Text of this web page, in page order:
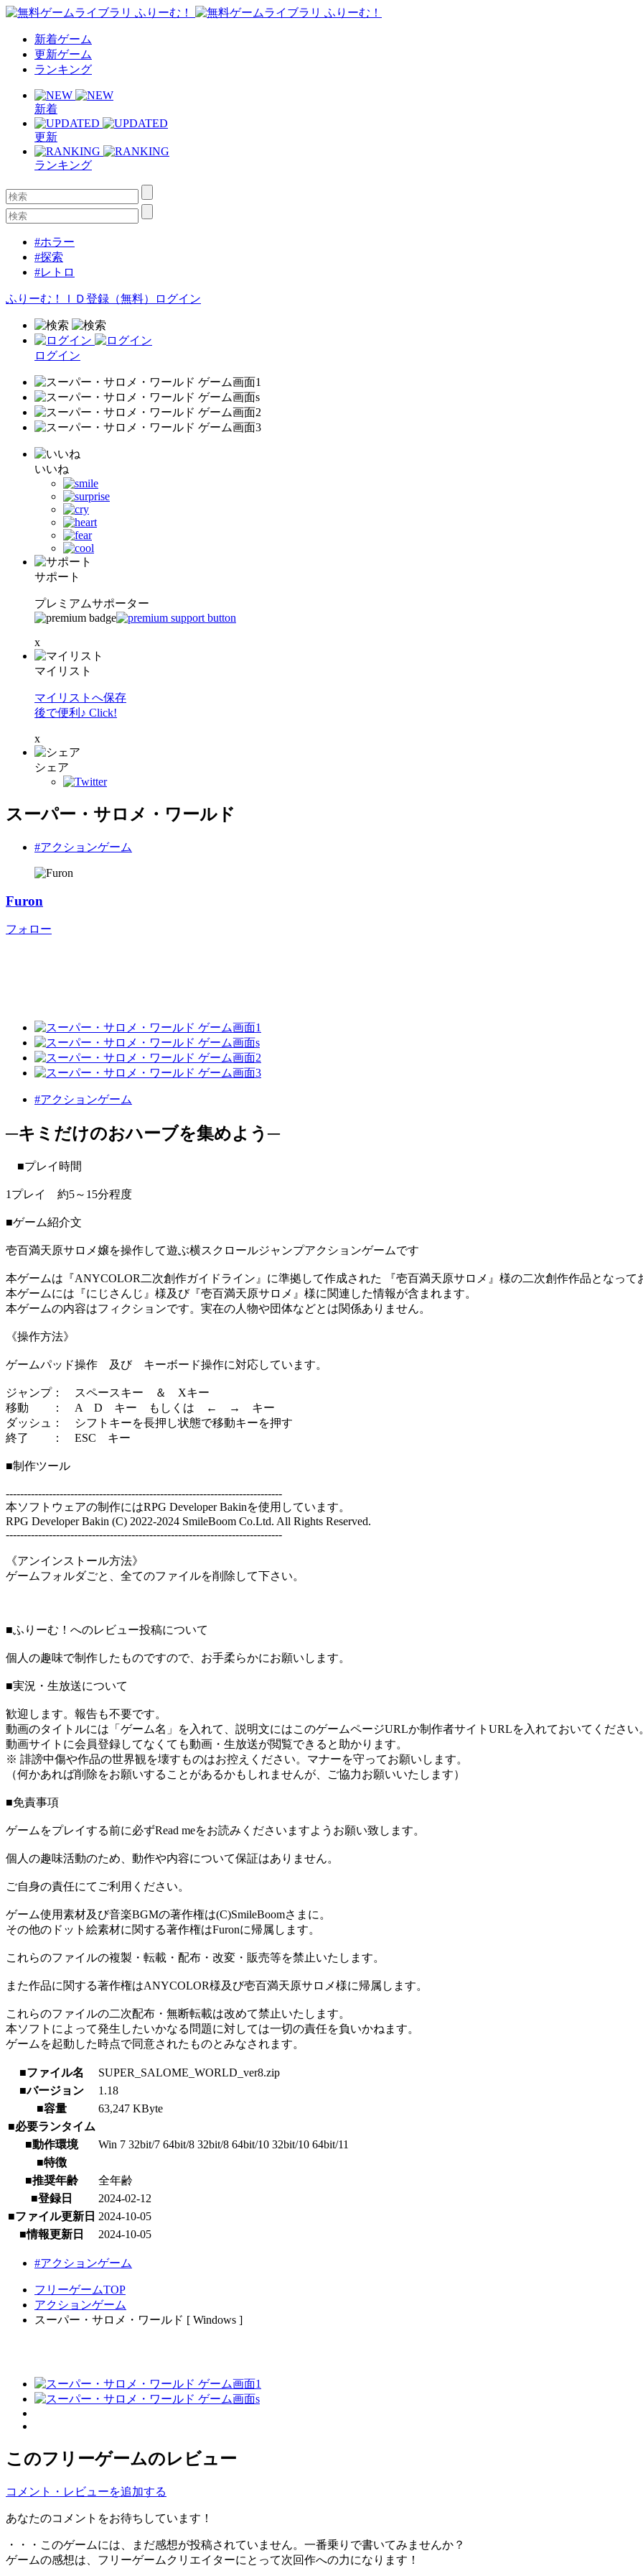
新着ゲーム
更新ゲーム
ランキング
新着
更新
ランキング
#ホラー
#探索
#レトロ
ふりーむ！ＩＤ登録（無料） ログイン
ログイン
いいね
サポート
プレミアムサポーター
x
マイリスト
マイリストへ保存
後で便利♪ Click!
x
シェア
スーパー・サロメ・ワールド
#アクションゲーム
Furon
フォロー
#アクションゲーム
─キミだけのおハーブを集めよう─
■プレイ時間
1プレイ 約5～15分程度
■ゲーム紹介文
壱百満天原サロメ嬢を操作して遊ぶ横スクロールジャンプアクションゲームです
本ゲームは『ANYCOLOR二次創作ガイドライン』に準拠して作成された 『壱百満天原サロメ』様の二次創作作品となって
本ゲームには『にじさんじ』様及び『壱百満天原サロメ』様に関連した情報が含まれます。
本ゲームの内容はフィクションです。実在の人物や団体などとは関係ありません。
《操作方法》
ゲームパッド操作 及び キーボード操作に対応しています。
ジャンプ： スペースキー ＆ Xキー
移動 ： A D キー もしくは ← → キー
ダッシュ： シフトキーを長押し状態で移動キーを押す
終了 ： ESC キー
■制作ツール
-----------------------------------------------------------------------------
本ソフトウェアの制作にはRPG Developer Bakinを使用しています。
RPG Developer Bakin (C) 2022-2024 SmileBoom Co.Ltd. All Rights Reserved.
-----------------------------------------------------------------------------
《アンインストール方法》
ゲームフォルダごと、全てのファイルを削除して下さい。
■ふりーむ！へのレビュー投稿について
個人の趣味で制作したものですので、お手柔らかにお願いします。
■実況・生放送について
歓迎します。報告も不要です。
動画のタイトルには「ゲーム名」を入れて、説明文にはこのゲームページURLか制作者サイトURLを入れておいてください
動画サイトに会員登録してなくても動画・生放送が閲覧できると助かります。
※ 誹謗中傷や作品の世界観を壊すものはお控えください。マナーを守ってお願いします。
（何かあれば削除をお願いすることがあるかもしれませんが、ご協力お願いいたします）
■免責事項
ゲームをプレイする前に必ずRead meをお読みくださいますようお願い致します。
個人の趣味活動のため、動作や内容について保証はありません。
ご自身の責任にてご利用ください。
ゲーム使用素材及び音楽BGMの著作権は(C)SmileBoomさまに。
その他のドット絵素材に関する著作権はFuronに帰属します。
これらのファイルの複製・転載・配布・改変・販売等を禁止いたします。
また作品に関する著作権はANYCOLOR様及び壱百満天原サロメ様に帰属します。
これらのファイルの二次配布・無断転載は改めて禁止いたします。
本ソフトによって発生したいかなる問題に対しては一切の責任を負いかねます。
ゲームを起動した時点で同意されたものとみなされます。
■ファイル名
SUPER_SALOME_WORLD_ver8.zip
■バージョン
1.18
■容量
63,247 KByte
■必要ランタイム
■動作環境
Win 7 32bit/7 64bit/8 32bit/8 64bit/10 32bit/10 64bit/11
■特徴
■推奨年齢
全年齢
■登録日
2024-02-12
■ファイル更新日 2024-10-05
■情報更新日
2024-10-05
#アクションゲーム
フリーゲームTOP
アクションゲーム
スーパー・サロメ・ワールド [ Windows ]
このフリーゲームのレビュー
コメント・レビューを追加する
あなたのコメントをお待ちしています！
・・・このゲームには、まだ感想が投稿されていません。一番乗りで書いてみませんか？
ゲームの感想は、フリーゲームクリエイターにとって次回作への力になります！